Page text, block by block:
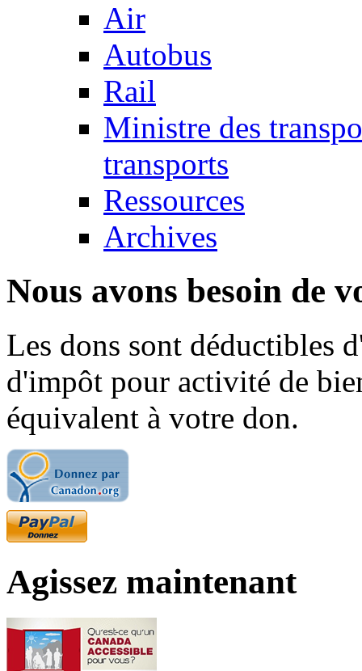
Air
Autobus
Rail
Ministre des
transports
Ressources
Archives
Nous avons besoin de
Les dons sont déductibles
d'impôt pour activité de
équivalent à votre don.
Agissez maintenant